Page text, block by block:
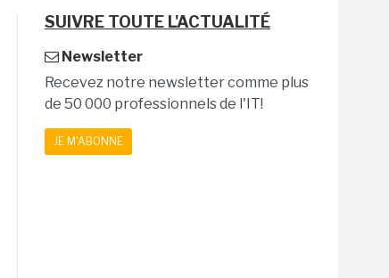
SUIVRE TOUTE L'ACTUALITÉ
Newsletter
Recevez notre newsletter comme plus
de 50 000 professionnels de l'IT!
JE M'ABONNE